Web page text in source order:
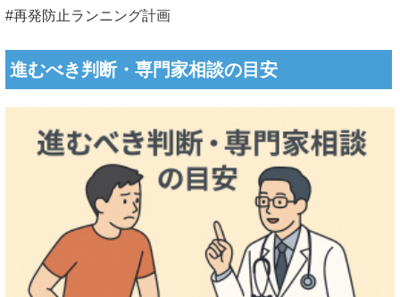
#再発防止ランニング計画
進むべき判断・専門家相談の目安